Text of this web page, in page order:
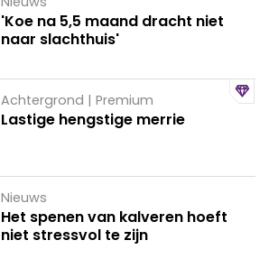
'Koe na 5,5 maand dracht niet
naar slachthuis'
Achtergrond | Premium
Lastige hengstige merrie
Nieuws
Het spenen van kalveren hoeft
niet stressvol te zijn